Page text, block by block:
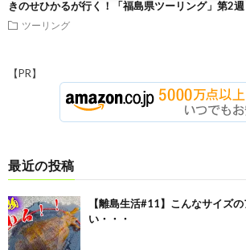
きのせひかるが行く！「福島県ツーリング」第2週
ツーリング
【PR】
最近の投稿
【離島生活#11】こんなサイズ
い・・・